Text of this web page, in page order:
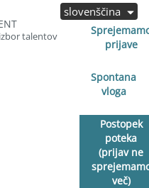
talentov
prijave
Spontana
vloga
Postopek
poteka
(prijav ne
več)
slovenščina